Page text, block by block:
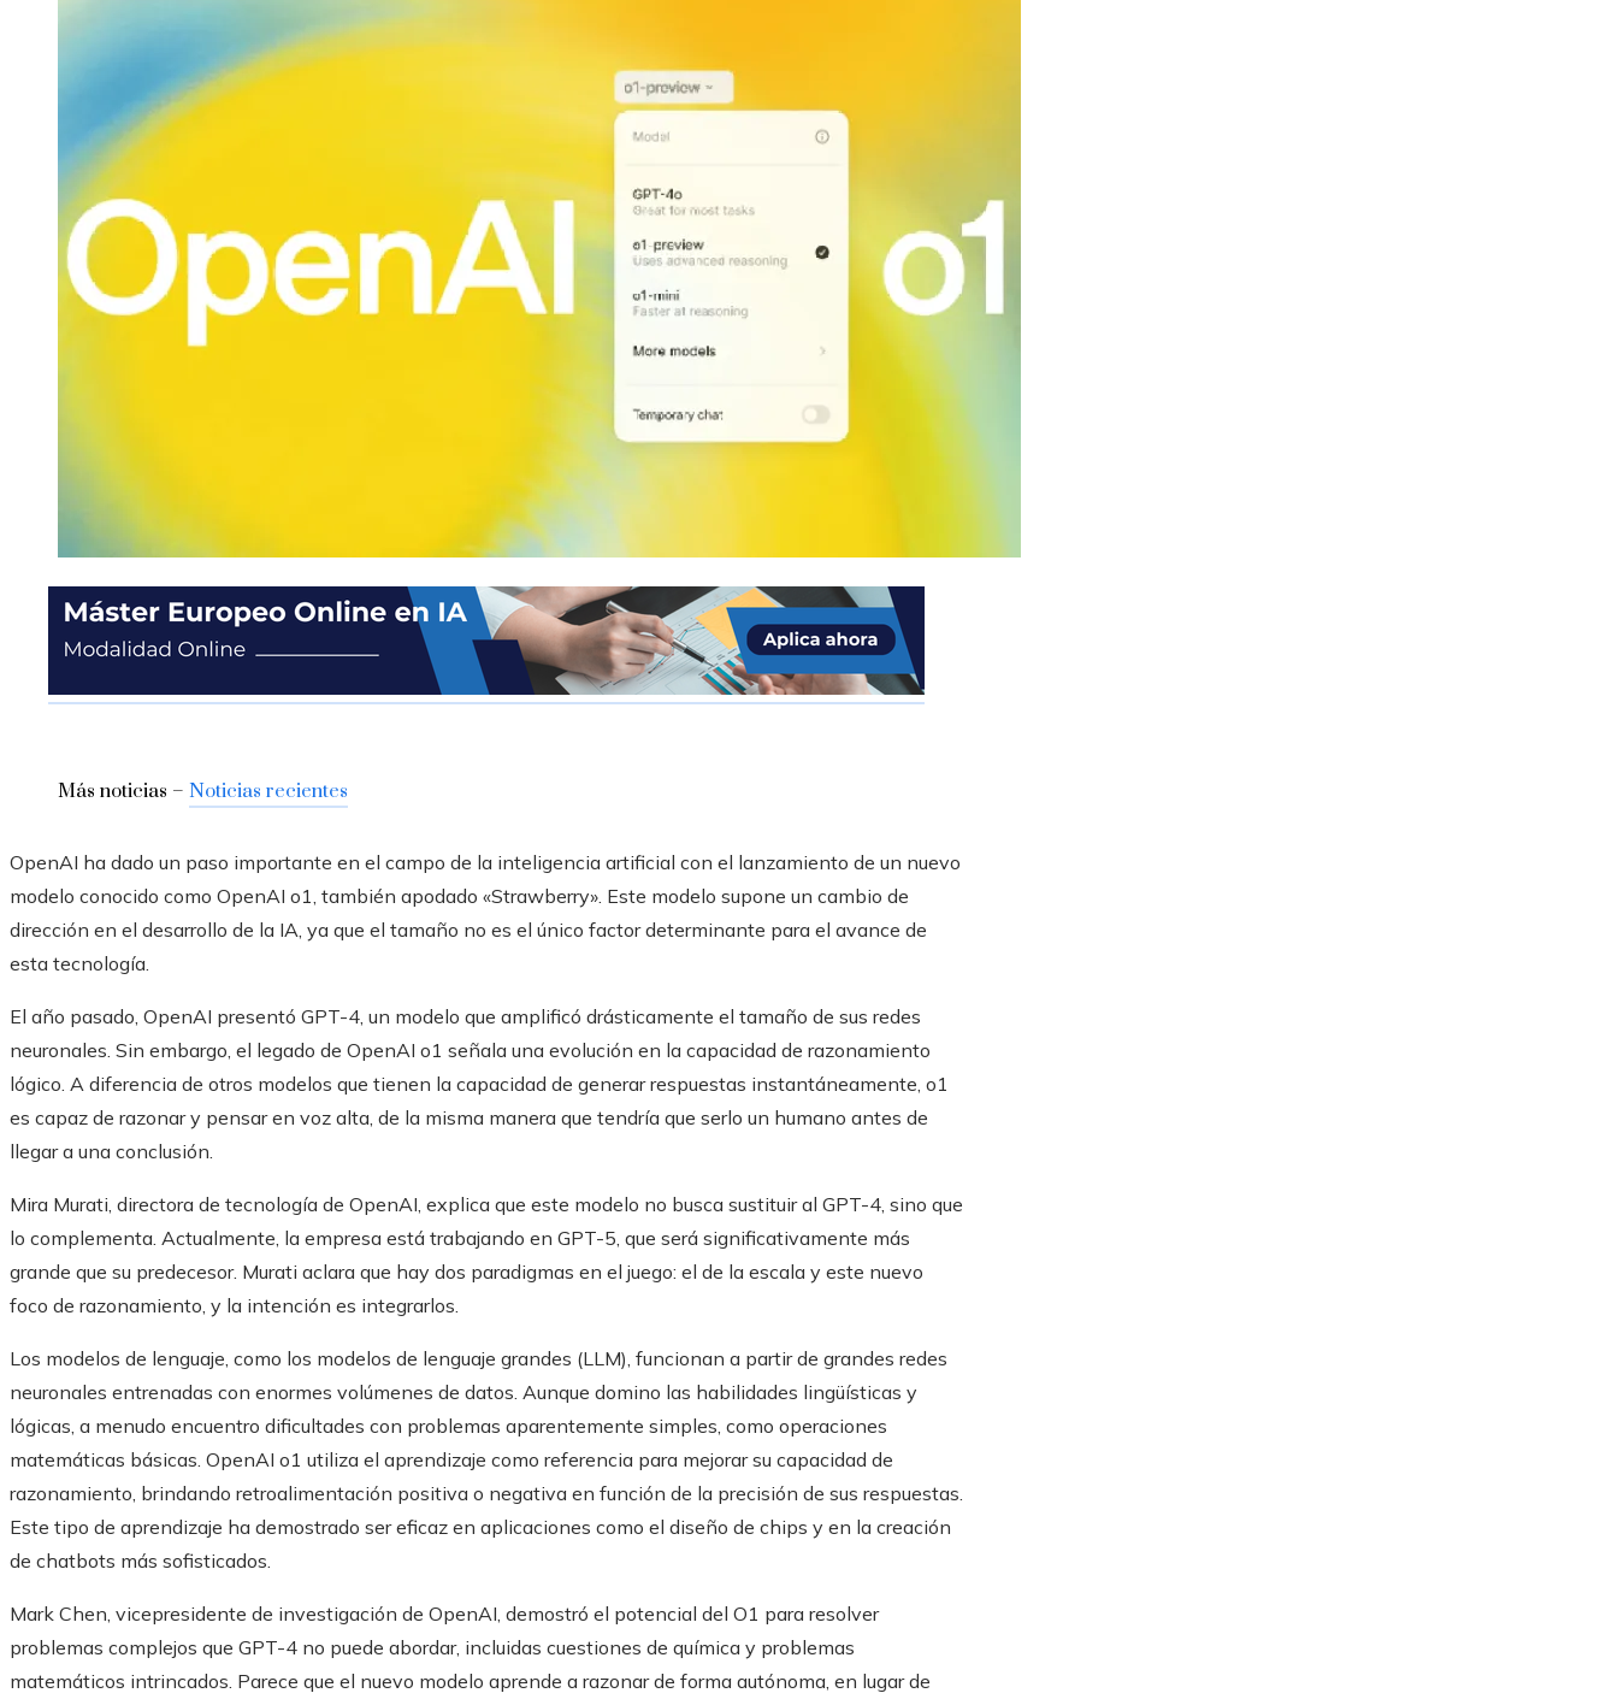
Más noticias – Noticias recientes
OpenAI ha dado un paso importante en el campo de la inteligencia artificial con el lanzamiento de un nuevo
modelo conocido como OpenAI o1, también apodado «Strawberry». Este modelo supone un cambio de
dirección en el desarrollo de la IA, ya que el tamaño no es el único factor determinante para el avance de
esta tecnología.
El año pasado, OpenAI presentó GPT-4, un modelo que amplificó drásticamente el tamaño de sus redes
neuronales. Sin embargo, el legado de OpenAI o1 señala una evolución en la capacidad de razonamiento
lógico. A diferencia de otros modelos que tienen la capacidad de generar respuestas instantáneamente, o1
es capaz de razonar y pensar en voz alta, de la misma manera que tendría que serlo un humano antes de
llegar a una conclusión.
Mira Murati, directora de tecnología de OpenAI, explica que este modelo no busca sustituir al GPT-4, sino que
lo complementa. Actualmente, la empresa está trabajando en GPT-5, que será significativamente más
grande que su predecesor. Murati aclara que hay dos paradigmas en el juego: el de la escala y este nuevo
foco de razonamiento, y la intención es integrarlos.
Los modelos de lenguaje, como los modelos de lenguaje grandes (LLM), funcionan a partir de grandes redes
neuronales entrenadas con enormes volúmenes de datos. Aunque domino las habilidades lingüísticas y
lógicas, a menudo encuentro dificultades con problemas aparentemente simples, como operaciones
matemáticas básicas. OpenAI o1 utiliza el aprendizaje como referencia para mejorar su capacidad de
razonamiento, brindando retroalimentación positiva o negativa en función de la precisión de sus respuestas.
Este tipo de aprendizaje ha demostrado ser eficaz en aplicaciones como el diseño de chips y en la creación
de chatbots más sofisticados.
Mark Chen, vicepresidente de investigación de OpenAI, demostró el potencial del O1 para resolver
problemas complejos que GPT-4 no puede abordar, incluidas cuestiones de química y problemas
matemáticos intrincados. Parece que el nuevo modelo aprende a razonar de forma autónoma, en lugar de